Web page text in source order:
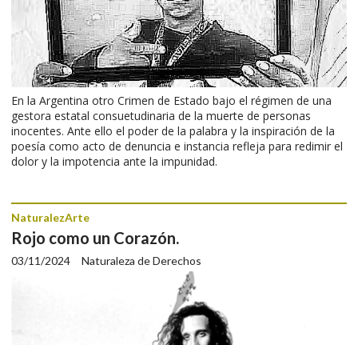
En la Argentina otro Crimen de Estado bajo el régimen de una
gestora estatal consuetudinaria de la muerte de personas
inocentes. Ante ello el poder de la palabra y la inspiración de la
poesía como acto de denuncia e instancia refleja para redimir el
dolor y la impotencia ante la impunidad.
Rojo como un Corazón.
Naturaleza de Derechos
NaturalezArte
03/11/2024